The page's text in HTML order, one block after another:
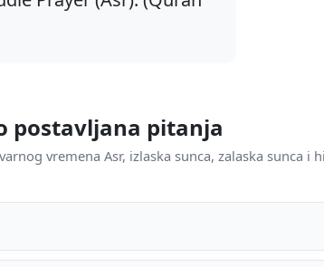
postavljana pitanja
vremena Asr, izlaska sunca, zalaska sunca i